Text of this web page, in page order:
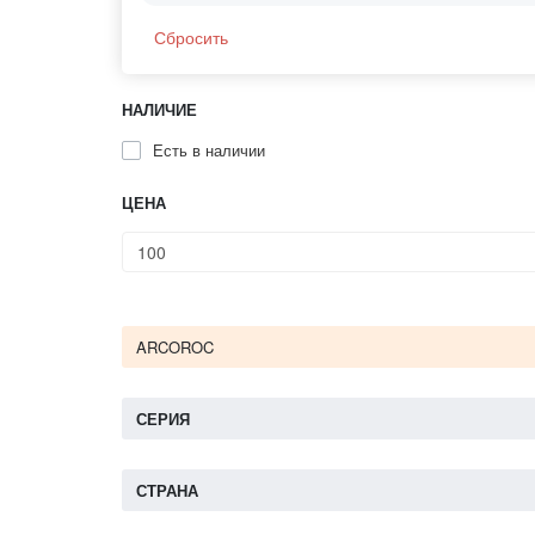
Сбросить
НАЛИЧИЕ
Есть в наличии
ЦЕНА
ARCOROC
СЕРИЯ
СТРАНА